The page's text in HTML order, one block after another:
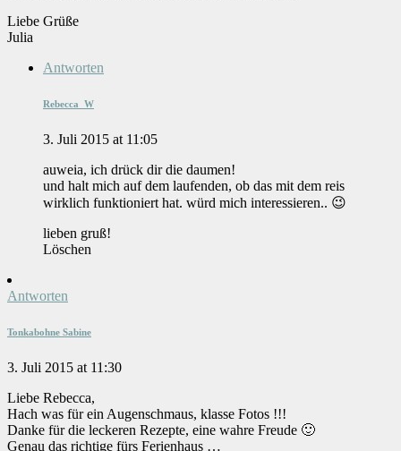
Liebe Grüße
Julia
Antworten
Rebecca_W
3. Juli 2015 at 11:05
auweia, ich drück dir die daumen!
und halt mich auf dem laufenden, ob das mit dem reis
wirklich funktioniert hat. würd mich interessieren.. 😉
lieben gruß!
Löschen
Antworten
Tonkabohne Sabine
3. Juli 2015 at 11:30
Liebe Rebecca,
Hach was für ein Augenschmaus, klasse Fotos !!!
Danke für die leckeren Rezepte, eine wahre Freude 🙂
Genau das richtige fürs Ferienhaus …